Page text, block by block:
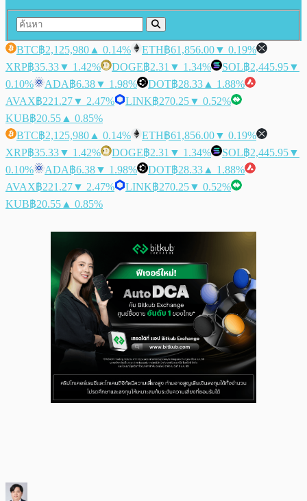
BTC฿2,125,980 ▲ 0.14% ETH฿61,856.00▼ 0.19%
XRP฿35.33▼ 1.42% DOGE฿2.31 ▼ 1.34% SOL฿2,445.95▼
0.10%
ADA฿6.38▼ 1.98% DOT฿28.33 ▲ 1.88%
AVAX฿221.27▼ 2.47% LINK฿270.25▼ 0.52%
KUB฿20.55 ▲ 0.85%
BTC฿2,125,980 ▲ 0.14% ETH฿61,856.00▼ 0.19%
XRP฿35.33▼ 1.42% DOGE฿2.31 ▼ 1.34% SOL฿2,445.95▼
0.10%
ADA฿6.38▼ 1.98% DOT฿28.33 ▲ 1.88%
AVAX฿221.27▼ 2.47% LINK฿270.25▼ 0.52%
KUB฿20.55 ▲ 0.85%